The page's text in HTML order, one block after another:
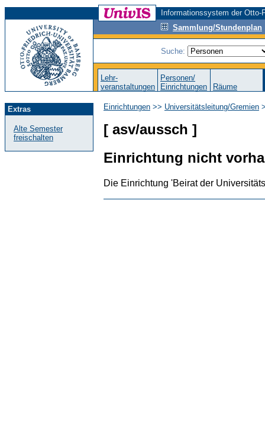
Informationssystem der
Sammlung/Stundenplan
Suche:
Lehr-
veranstaltungen
Personen/
Einrichtungen
Räume
Extras
Alte Semester
freischalten
Einrichtungen >> Universitätsleitung/Gremien
[ asv/aussch ]
Einrichtung nicht
Die Einrichtung 'Beirat der